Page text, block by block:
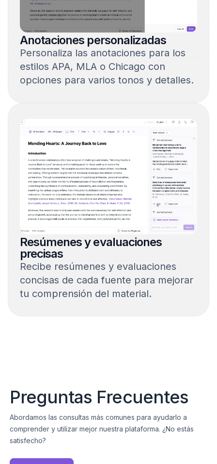
Anotaciones personalizadas
Personaliza las anotaciones para los
estilos APA, MLA o Chicago con
opciones para varios tonos y detalles.
Resúmenes y evaluaciones
precisas
Recibe resúmenes y evaluaciones
concisas de cada fuente para mejorar
tu comprensión del material.
Preguntas Frecuentes
Abordamos las consultas más comunes para ayudarlo a
comprender y utilizar mejor nuestra plataforma. ¿No estás
satisfecho?